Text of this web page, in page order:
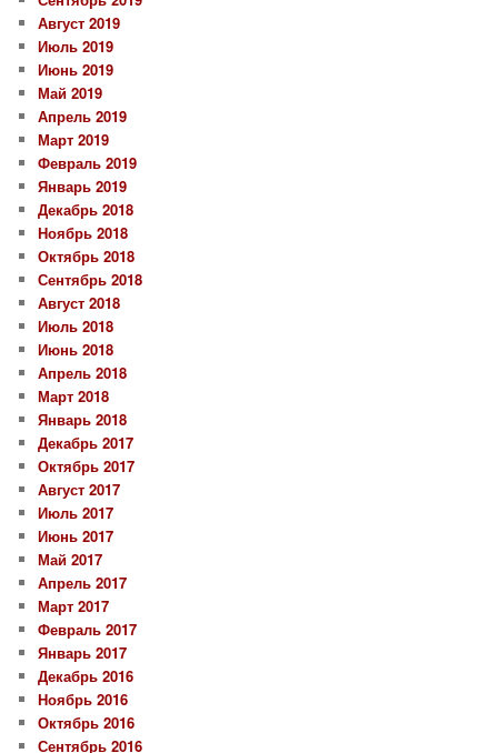
Август 2019
Июль 2019
Июнь 2019
Май 2019
Апрель 2019
Март 2019
Февраль 2019
Январь 2019
Декабрь 2018
Ноябрь 2018
Октябрь 2018
Сентябрь 2018
Август 2018
Июль 2018
Июнь 2018
Апрель 2018
Март 2018
Январь 2018
Декабрь 2017
Октябрь 2017
Август 2017
Июль 2017
Июнь 2017
Май 2017
Апрель 2017
Март 2017
Февраль 2017
Январь 2017
Декабрь 2016
Ноябрь 2016
Октябрь 2016
Сентябрь 2016